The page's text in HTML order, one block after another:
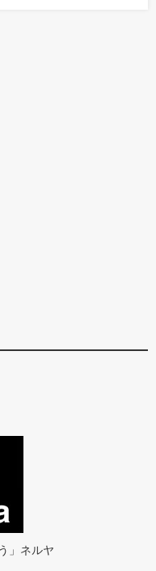
」ネルヤ